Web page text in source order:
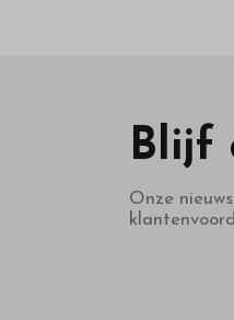
Blijf
Onze